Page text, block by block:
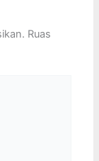
Ruas